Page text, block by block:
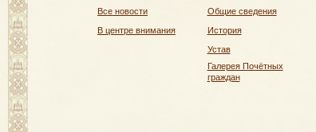
Все новости
В центре внимания
Общие сведения
История
Устав
Галерея Почётных
граждан